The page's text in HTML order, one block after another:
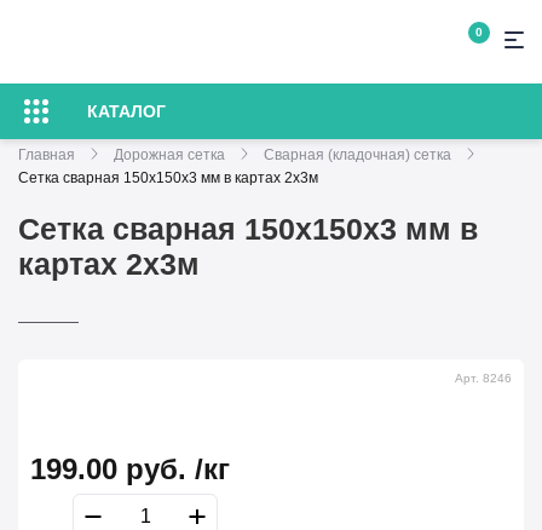
0
КАТАЛОГ
Главная Дорожная сетка
Сварная (кладочная) сетка
Сетка сварная 150х150х3 мм в картах 2х3м
Сетка сварная 150х150х3 мм в
картах 2х3м
Арт. 8246
199.00 руб. /кг